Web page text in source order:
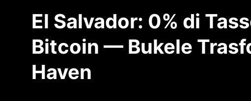
El Salvador: 0% di
Bitcoin — Bukele
Haven